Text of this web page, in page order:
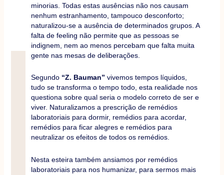
minorias. Todas estas ausências não nos causam
nenhum estranhamento, tampouco desconforto;
naturalizou-se a ausência de determinados grupos. A
falta de feeling não permite que as pessoas se
indignem, nem ao menos percebam que falta muita
gente nas mesas de deliberações.
Segundo “Z. Bauman” vivemos tempos líquidos,
tudo se transforma o tempo todo, esta realidade nos
questiona sobre qual seria o modelo correto de ser e
viver. Naturalizamos a prescrição de remédios
laboratoriais para dormir, remédios para acordar,
remédios para ficar alegres e remédios para
neutralizar os efeitos de todos os remédios.
Nesta esteira também ansiamos por remédios
laboratoriais para nos humanizar, para sermos mais